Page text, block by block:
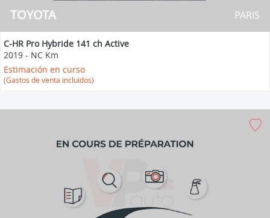
TOYOTA PARIS
C-HR Pro Hybride 141 ch Active
2019 - NC Km
Estimación en curso
(Gastos de venta incluidos)